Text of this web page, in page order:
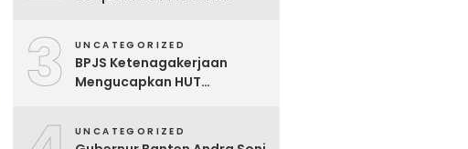
3 UNCATEGORIZED
BPJS Ketenagakerjaan
Mengucapkan HUT
UNCATEGORIZED